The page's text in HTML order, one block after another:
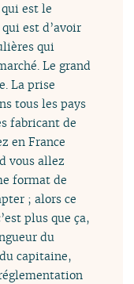
est le
est d’avoir
qui
Le grand
La prise
tous les pays
fabricant de
en France
vous allez
format de
; alors ce
plus que ça,
du
capitaine,